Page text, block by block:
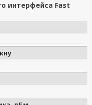
интерфейса Fast